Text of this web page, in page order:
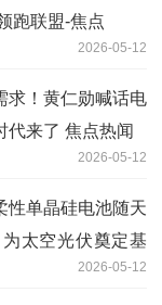
跑联盟-焦点
2026-05-12
求！黄仁勋喊话电
代来了 焦点热闻
2026-05-12
性单晶硅电池随天
太空光伏奠定基
2026-05-12